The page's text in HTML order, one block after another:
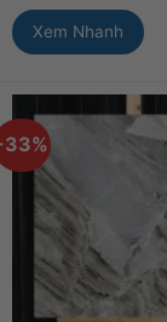
Xem Nhanh